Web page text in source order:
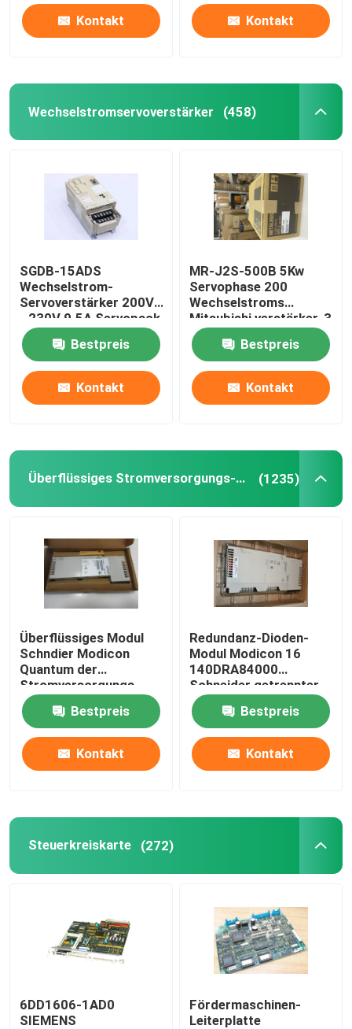
Überflüssiges Stromversorgungs-Modul
Digital ich O-Modul
Druck-Temperaturgeber
HMI-Touch Screen
Programmierbarer Logik-Prüfer PLC
Kontakt Kontakt
Wechselstromservoverstärker (458)
SGDB-15ADS
Wechselstrom-
Servoverstärker 200V
- 230V 9.5A Servopack
gab 10 Ampere ein
Bestpreis
Kontakt
MR-J2S-500B 5Kw
Servophase 200
Wechselstroms
Mitsubishi verstärker-3
bis 230VAC 50/60Hz
Bestpreis
Kontakt
Überflüssiges Stromversorgungs-Modul (1235)
Überflüssiges Modul
Schndier Modicon
Quantum der
Stromversorgungs-
140DRC83000
Input/OutputBestpreis
Kontakt
Redundanz-Dioden-
Modul Modicon 16
140DRA84000
Schneider getrennter
Ertrag
Bestpreis
Kontakt
Steuerkreiskarte (272)
6DD1606-1AD0
SIEMENS
Fördermaschinen-
Leiterplatte